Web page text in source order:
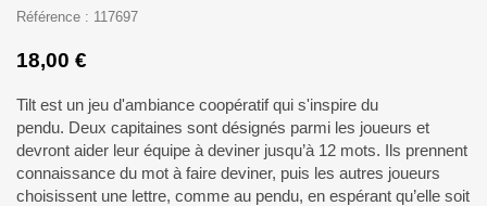
Référence : 117697
18,00 €
Tilt est un jeu d'ambiance coopératif qui s'inspire du
pendu. Deux capitaines sont désignés parmi les joueurs et
devront aider leur équipe à deviner jusqu’à 12 mots. Ils prennent
connaissance du mot à faire deviner, puis les autres joueurs
choisissent une lettre, comme au pendu, en espérant qu’elle soit